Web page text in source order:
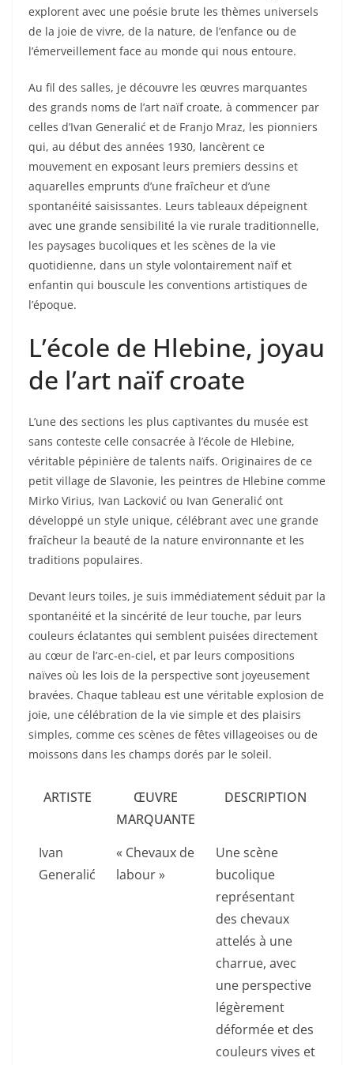
explorent avec une poésie brute les thèmes universels
de la joie de vivre, de la nature, de l’enfance ou de
l’émerveillement face au monde qui nous entoure.
Au fil des salles, je découvre les œuvres marquantes
des grands noms de l’art naïf croate, à commencer par
celles d’Ivan Generalić et de Franjo Mraz, les pionniers
qui, au début des années 1930, lancèrent ce
mouvement en exposant leurs premiers dessins et
aquarelles emprunts d’une fraîcheur et d’une
spontanéité saisissantes. Leurs tableaux dépeignent
avec une grande sensibilité la vie rurale traditionnelle,
les paysages bucoliques et les scènes de la vie
quotidienne, dans un style volontairement naïf et
enfantin qui bouscule les conventions artistiques de
l’époque.
L’école de Hlebine, joyau
de l’art naïf croate
L’une des sections les plus captivantes du musée est
sans conteste celle consacrée à l’école de Hlebine,
véritable pépinière de talents naïfs. Originaires de ce
petit village de Slavonie, les peintres de Hlebine comme
Mirko Virius, Ivan Lacković ou Ivan Generalić ont
développé un style unique, célébrant avec une grande
fraîcheur la beauté de la nature environnante et les
traditions populaires.
Devant leurs toiles, je suis immédiatement séduit par la
spontanéité et la sincérité de leur touche, par leurs
couleurs éclatantes qui semblent puisées directement
au cœur de l’arc-en-ciel, et par leurs compositions
naïves où les lois de la perspective sont joyeusement
bravées. Chaque tableau est une véritable explosion de
joie, une célébration de la vie simple et des plaisirs
simples, comme ces scènes de fêtes villageoises ou de
moissons dans les champs dorés par le soleil.
ARTISTE
ŒUVRE
MARQUANTE
DESCRIPTION
Ivan
Generalić
« Chevaux de
labour »
Une scène
bucolique
représentant
des chevaux
attelés à une
charrue, avec
une perspective
légèrement
déformée et des
couleurs vives et